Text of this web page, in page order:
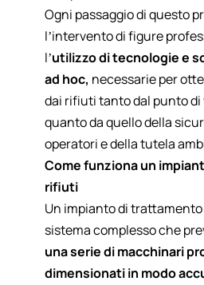
Ogni passaggio di questo
l’intervento di figure
l’utilizzo di tecnologie e
ad hoc, necessarie per
dai rifiuti tanto dal punto
quanto da quello della
operatori e della tutela
Come funziona un
rifiuti
Un impianto di
sistema complesso che
una serie di macchinari
dimensionati in modo